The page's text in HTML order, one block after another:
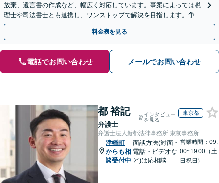
放棄、遺言書の作成など、幅広く対応しています。事案によっては税
理士や司法書士とも連携し、ワンストップで解決を目指します。争い
を防ぐためにもぜひご相談ください。【分割払い可】
料金表を見る
電話でお問い合わせ メールでお問い合わせ
都 裕記
弁護士
インタビュー
を見る
東京都
弁護士法人新都法律事務所 東京事務所
津幡町
からも相
談受付中
面談方法(対面・
電話・ビデオな
ど)は応相談
営業時間：09:
00~19:00（土
日祝日）